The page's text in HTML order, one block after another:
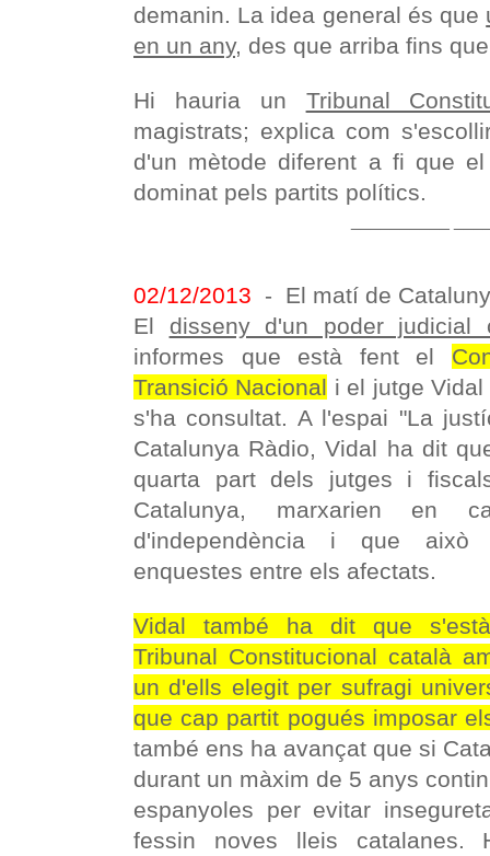
demanin. La idea general és que
en un any, des que arriba fins
Hi hauria un Tribunal
magistrats; explica com
d'un mètode diferent a fi que
dominat pels partits polítics.
02/12/2013
- El matí de
El disseny d'un poder judicial
informes que està fent el
Transició Nacional i el jutge
s'ha consultat. A l'espai "La
Catalunya Ràdio, Vidal ha dit
quarta part dels jutges i
Catalunya, marxarien en
d'independència i que això
enquestes entre els afectats.
Vidal també ha dit que
Tribunal Constitucional català
un d'ells elegit per sufragi
que cap partit pogués imposar
també ens ha avançat que si
durant un màxim de 5 anys
espanyoles per evitar
fessin noves lleis catalanes.